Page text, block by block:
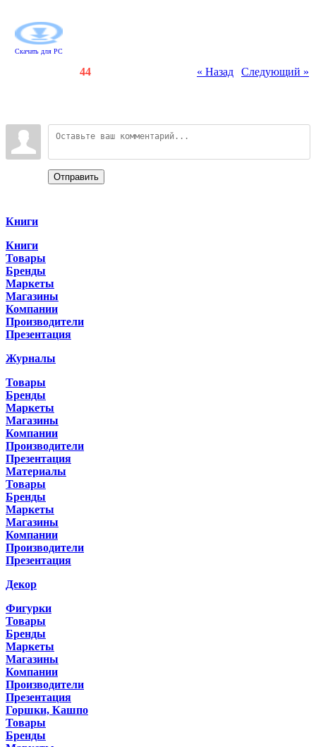
Скачать для PC
« Назад Следующий »
44
Отправить
Книги
Книги
Товары
Бренды
Маркеты
Магазины
Компании
Производители
Презентация
Журналы
Товары
Бренды
Маркеты
Магазины
Компании
Производители
Презентация
Материалы
Товары
Бренды
Маркеты
Магазины
Компании
Производители
Презентация
Декор
Фигурки
Товары
Бренды
Маркеты
Магазины
Компании
Производители
Презентация
Горшки, Кашпо
Товары
Бренды